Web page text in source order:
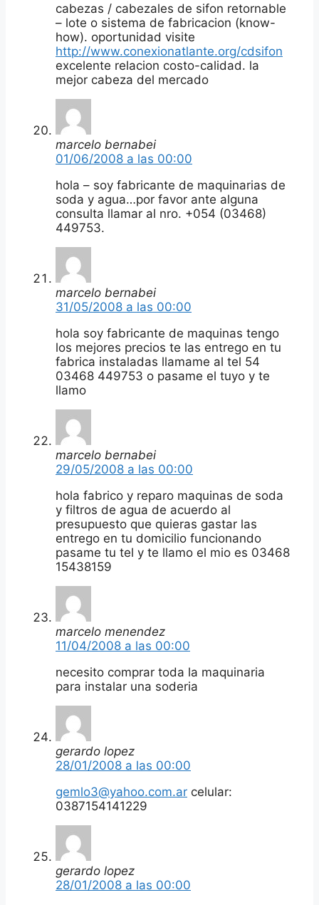
cabezas / cabezales de sifon retornable
– lote o sistema de fabricacion (know-
how). oportunidad visite
http://www.conexionatlante.org/cdsifon
excelente relacion costo-calidad. la
mejor cabeza del mercado
marcelo bernabei
01/06/2008 a las 00:00
hola – soy fabricante de maquinarias de
soda y agua…por favor ante alguna
consulta llamar al nro. +054 (03468)
449753.
marcelo bernabei
31/05/2008 a las 00:00
hola soy fabricante de maquinas tengo
los mejores precios te las entrego en tu
fabrica instaladas llamame al tel 54
03468 449753 o pasame el tuyo y te
llamo
marcelo bernabei
29/05/2008 a las 00:00
hola fabrico y reparo maquinas de soda
y filtros de agua de acuerdo al
presupuesto que quieras gastar las
entrego en tu domicilio funcionando
pasame tu tel y te llamo el mio es 03468
15438159
marcelo menendez
11/04/2008 a las 00:00
necesito comprar toda la maquinaria
para instalar una soderia
gerardo lopez
28/01/2008 a las 00:00
gemlo3@yahoo.com.ar celular:
0387154141229
gerardo lopez
28/01/2008 a las 00:00